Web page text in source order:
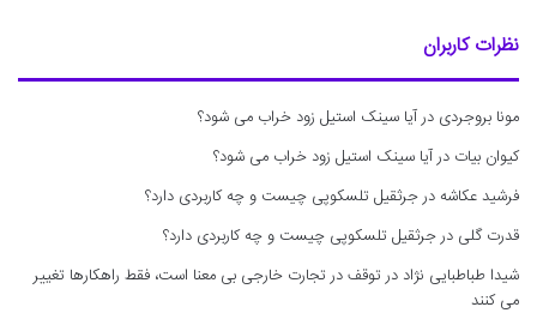
نظرات کاربران
مونا بروجردی درآیا سینک استیل زود خراب می شود؟
کیوان بیات درآیا سینک استیل زود خراب می شود؟
فرشید عکاشه درجرثقیل تلسکوپی چیست و چه کاربردی دارد؟
قدرت گلی درجرثقیل تلسکوپی چیست و چه کاربردی دارد؟
شیدا طباطبایی نژاد درتوقف در تجارت خارجی بی معنا است، فقط راهکارها تغییر
می کنند